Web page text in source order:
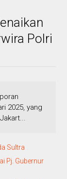
Polri
2025, yang
Sultra
Pj. Gubernur